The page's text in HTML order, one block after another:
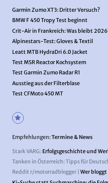
Garmin Zumo XT3: Dritter Versuch?
BMW F 450 Tropy Test beginnt
Crit-Air in Frankreich: Was bleibt
Alpinestars-Test: Gloves & Textil
Leatt MTB HydraDri 6.0 Jacket
Test MSR Reactor Kochsystem
Test Garmin Zumo Radar R1
Ausstieg aus der Filterblase
Test CFMoto 450 MT
Empfehlungen:Termine & News
Stark VARG: Erfolgsgeschichte und
Tanken in Österreich: Tipps für
Reddit r/motorradblogger | Wer